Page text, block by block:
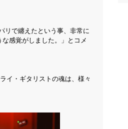
リで纏えたという事、非常に
感覚がしました。」とコメ
イ・ギタリストの魂は、様々